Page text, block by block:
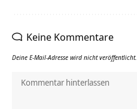
Keine Kommentare
Deine E-Mail-Adresse wird nicht veröffentlicht.